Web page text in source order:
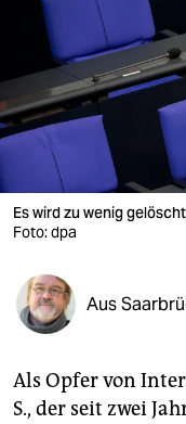
berlin
nord
wahrheit
verlag
verlag
veranstaltungen
shop
unterstützen
Es wird zu wenig
Foto: dpa
Aus
Als Opfer von
S., der seit zwei